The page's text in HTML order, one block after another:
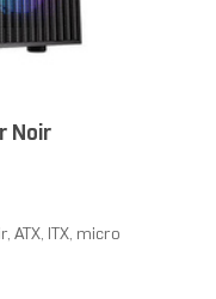
Noir
ATX, ITX, micro